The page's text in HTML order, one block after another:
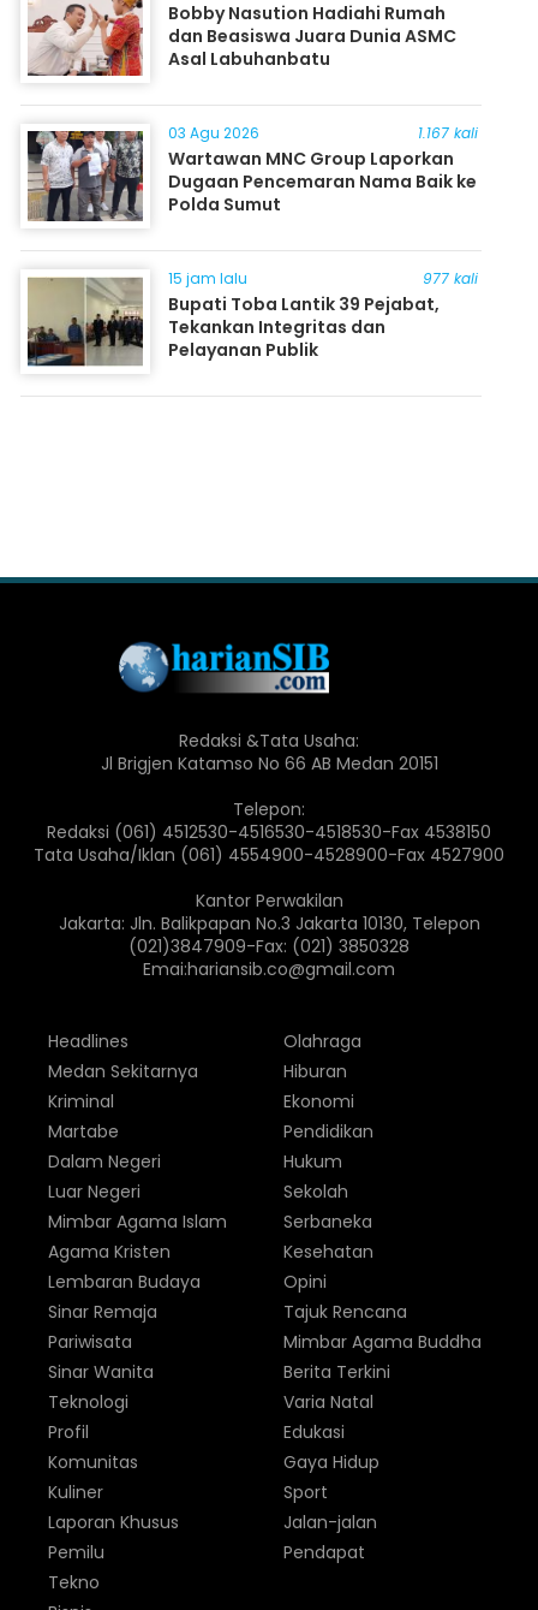
Bobby Nasution Hadiahi Rumah
dan Beasiswa Juara Dunia ASMC
Asal Labuhanbatu
03 Agu 2026 1.167 kali
Wartawan MNC Group Laporkan
Dugaan Pencemaran Nama Baik ke
Polda Sumut
15 jam lalu 977 kali
Bupati Toba Lantik 39 Pejabat,
Tekankan Integritas dan
Pelayanan Publik
Redaksi &Tata Usaha:
Jl Brigjen Katamso No 66 AB Medan 20151
Telepon:
Redaksi (061) 4512530-4516530-4518530-Fax 4538150
Tata Usaha/Iklan (061) 4554900-4528900-Fax 4527900
Kantor Perwakilan
Jakarta: Jln. Balikpapan No.3 Jakarta 10130, Telepon
(021)3847909-Fax: (021) 3850328
Emai:hariansib.co@gmail.com
Headlines
Medan Sekitarnya
Kriminal
Martabe
Dalam Negeri
Luar Negeri
Olahraga
Hiburan
Ekonomi
Pendidikan
Hukum
Sekolah
Mimbar Agama Islam
Agama Kristen
Lembaran Budaya
Sinar Remaja
Pariwisata
Sinar Wanita
Serbaneka
Kesehatan
Opini
Tajuk Rencana
Mimbar Agama Buddha
Berita Terkini
Teknologi
Profil
Komunitas
Kuliner
Laporan Khusus
Pemilu
Varia Natal
Edukasi
Gaya Hidup
Sport
Jalan-jalan
Pendapat
Tekno